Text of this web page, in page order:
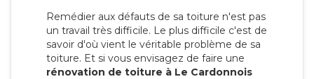
Remédier aux défauts de sa toiture n'est pas
un travail très difficile. Le plus difficile c'est de
savoir d'où vient le véritable problème de sa
toiture. Et si vous envisagez de faire une
rénovation de toiture à Le Cardonnois